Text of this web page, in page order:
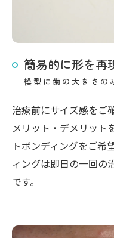
簡易的に形を再
模型に歯の大きさの
治療前にサイズ感をご
メリット・デメリット
トボンディングをご希
ィングは即日の一回の
です。